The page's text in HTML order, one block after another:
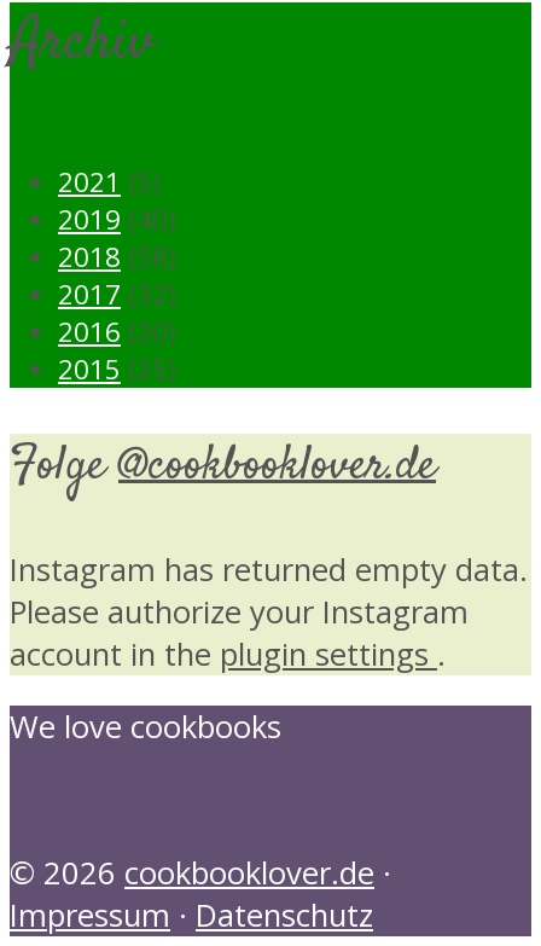
Archiv
2021 (5)
2019 (40)
2018 (58)
2017 (32)
2016 (20)
2015 (25)
Folge@cookbooklover.de
Instagram has returned empty data.
Please authorize your Instagram
account in the plugin settings .
We love cookbooks
© 2026 cookbooklover.de ·
Impressum · Datenschutz